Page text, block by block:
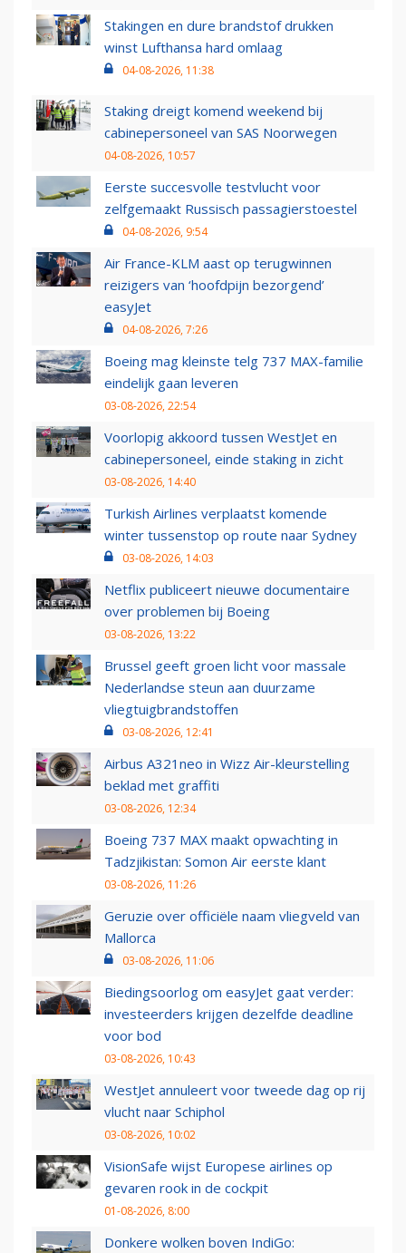
Stakingen en dure brandstof drukken
winst Lufthansa hard omlaag
04-08-2026, 11:38
Staking dreigt komend weekend bij
cabinepersoneel van SAS Noorwegen
04-08-2026, 10:57
Eerste succesvolle testvlucht voor
zelfgemaakt Russisch passagierstoestel
04-08-2026, 9:54
Air France-KLM aast op terugwinnen
reizigers van ‘hoofdpijn bezorgend’
easyJet
04-08-2026, 7:26
Boeing mag kleinste telg 737 MAX-familie
eindelijk gaan leveren
03-08-2026, 22:54
Voorlopig akkoord tussen WestJet en
cabinepersoneel, einde staking in zicht
03-08-2026, 14:40
Turkish Airlines verplaatst komende
winter tussenstop op route naar Sydney
03-08-2026, 14:03
Netflix publiceert nieuwe documentaire
over problemen bij Boeing
03-08-2026, 13:22
Brussel geeft groen licht voor massale
Nederlandse steun aan duurzame
vliegtuigbrandstoffen
03-08-2026, 12:41
Airbus A321neo in Wizz Air-kleurstelling
beklad met graffiti
03-08-2026, 12:34
Boeing 737 MAX maakt opwachting in
Tadzjikistan: Somon Air eerste klant
03-08-2026, 11:26
Geruzie over officiële naam vliegveld van
Mallorca
03-08-2026, 11:06
Biedingsoorlog om easyJet gaat verder:
investeerders krijgen dezelfde deadline
voor bod
03-08-2026, 10:43
WestJet annuleert voor tweede dag op rij
vlucht naar Schiphol
03-08-2026, 10:02
VisionSafe wijst Europese airlines op
gevaren rook in de cockpit
01-08-2026, 8:00
Donkere wolken boven IndiGo: